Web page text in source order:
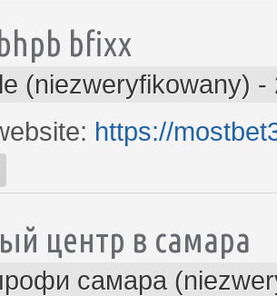
bfixx
(niezweryfikowany) -
https://
центр в самара
самара